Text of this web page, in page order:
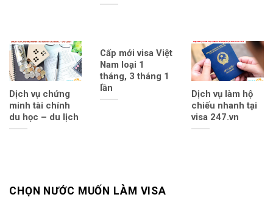
Dịch vụ chứng
minh tài chính
du học – du lịch
Cấp mới visa Việt
Nam loại 1
tháng, 3 tháng 1
lần
Dịch vụ làm hộ
chiếu nhanh tại
visa 247.vn
CHỌN NƯỚC MUỐN LÀM VISA